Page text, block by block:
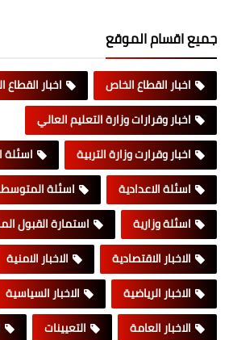
جميع اقسام الموقع
اخبار القطاع الخاص
اخبار القطاع
اخبار وقرارات وزارة التعليم العالي
اخبار وقرارت وزارة التربية
اسئلة
اسئلة الاعدادية
اسئلة
اسئلة وزارية
استمارة القبول
الاخبار الاقتصادية
الاخبار الامنية
الاخبار الرياضية
الاخبار السياسية
الاخبار العامة
التعيينات